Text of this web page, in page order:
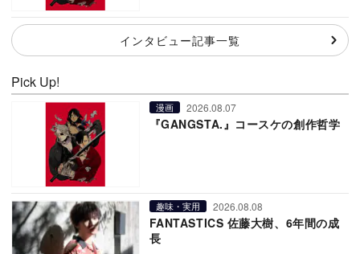
インタビュー記事一覧
Pick Up!
漫画 2026.08.07
『GANGSTA.』コースケの創作哲学
趣味・実用 2026.08.08
FANTASTICS 佐藤大樹、6年間の成
長